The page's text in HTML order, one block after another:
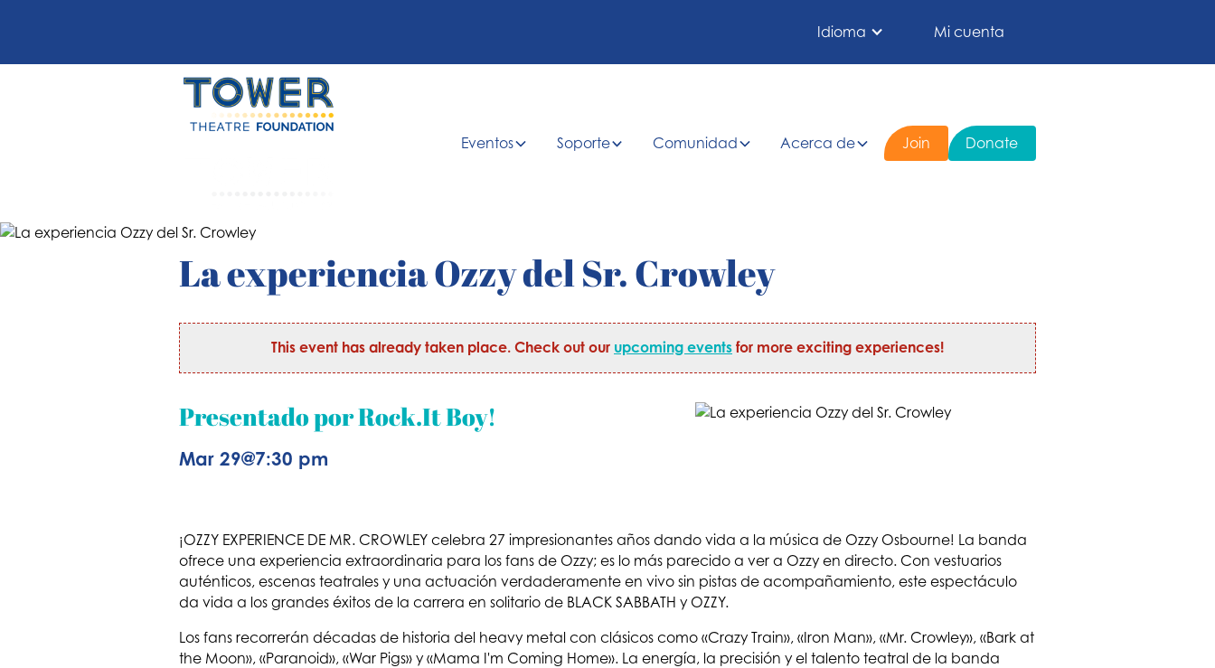
Idioma Mi cuenta
Eventos Soporte Comunidad Acerca de Join Donate
La experiencia Ozzy del Sr. Crowley
This event has already taken place. Check out our upcoming events for more exciting experiences!
Presentado por Rock.It Boy!
Mar 29@7:30 pm
¡OZZY EXPERIENCE DE MR. CROWLEY celebra 27 impresionantes años dando vida a la música de Ozzy Osbourne! La banda
ofrece una experiencia extraordinaria para los fans de Ozzy; es lo más parecido a ver a Ozzy en directo. Con vestuarios
auténticos, escenas teatrales y una actuación verdaderamente en vivo sin pistas de acompañamiento, este espectáculo
da vida a los grandes éxitos de la carrera en solitario de BLACK SABBATH y OZZY.
Los fans recorrerán décadas de historia del heavy metal con clásicos como «Crazy Train», «Iron Man», «Mr. Crowley», «Bark at
the Moon», «Paranoid», «War Pigs» y «Mama I'm Coming Home». La energía, la precisión y el talento teatral de la banda